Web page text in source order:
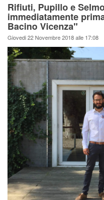
Rifiuti, Pupillo e
immediatamente
Bacino Vicenza"
Giovedi 22 Novembre 2018 alle 17:08